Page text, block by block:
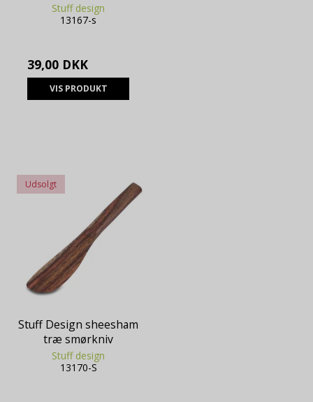
Stuff design
13167-s
39,00 DKK
VIS PRODUKT
Udsolgt
Stuff Design sheesham
træ smørkniv
Stuff design
13170-S